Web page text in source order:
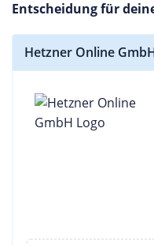
Entscheidung für
Hetzner Online